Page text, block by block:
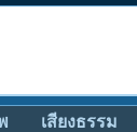
เสียงธรรม